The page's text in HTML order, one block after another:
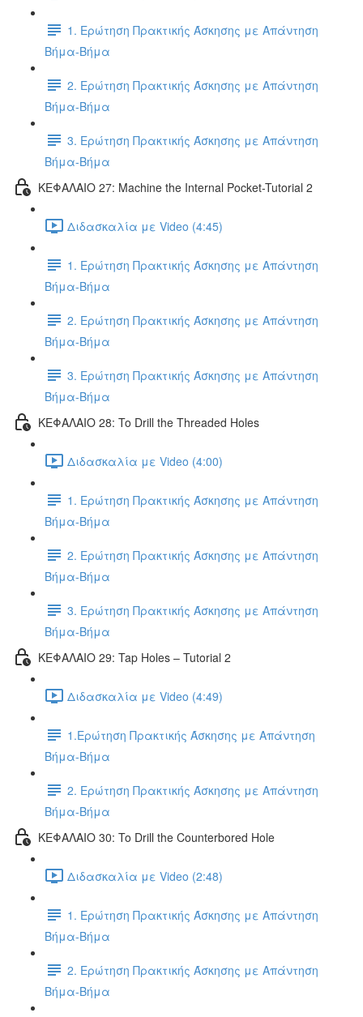
1. Ερώτηση Πρακτικής Άσκησης με Απάντηση
Βήμα-Βήμα
2. Ερώτηση Πρακτικής Άσκησης με Απάντηση
Βήμα-Βήμα
3. Ερώτηση Πρακτικής Άσκησης με Απάντηση
Βήμα-Βήμα
ΚΕΦΑΛΑΙΟ 27: Machine the Internal Pocket-Tutorial 2
Διδασκαλία με Video (4:45)
1. Ερώτηση Πρακτικής Άσκησης με Απάντηση
Βήμα-Βήμα
2. Ερώτηση Πρακτικής Άσκησης με Απάντηση
Βήμα-Βήμα
3. Ερώτηση Πρακτικής Άσκησης με Απάντηση
Βήμα-Βήμα
ΚΕΦΑΛΑΙΟ 28: To Drill the Threaded Holes
Διδασκαλία με Video (4:00)
1. Ερώτηση Πρακτικής Άσκησης με Απάντηση
Βήμα-Βήμα
2. Ερώτηση Πρακτικής Άσκησης με Απάντηση
Βήμα-Βήμα
3. Ερώτηση Πρακτικής Άσκησης με Απάντηση
Βήμα-Βήμα
ΚΕΦΑΛΑΙΟ 29: Tap Holes – Tutorial 2
Διδασκαλία με Video (4:49)
1.Ερώτηση Πρακτικής Άσκησης με Απάντηση
Βήμα-Βήμα
2. Ερώτηση Πρακτικής Άσκησης με Απάντηση
Βήμα-Βήμα
ΚΕΦΑΛΑΙΟ 30: To Drill the Counterbored Hole
Διδασκαλία με Video (2:48)
1. Ερώτηση Πρακτικής Άσκησης με Απάντηση
Βήμα-Βήμα
2. Ερώτηση Πρακτικής Άσκησης με Απάντηση
Βήμα-Βήμα